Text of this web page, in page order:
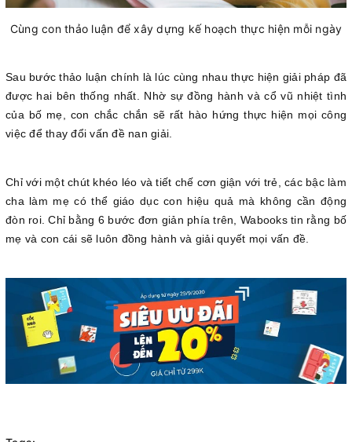
Cùng con thảo luận để xây dựng kế hoạch thực hiện mỗi ngày
Sau bước thảo luận chính là lúc cùng nhau thực hiện giải pháp đã
được hai bên thống nhất. Nhờ sự đồng hành và cổ vũ nhiệt tình
của bố mẹ, con chắc chắn sẽ rất hào hứng thực hiện mọi công
việc để thay đổi vấn đề nan giải.
Chỉ với một chút khéo léo và tiết chế cơn giận với trẻ, các bậc làm
cha làm mẹ có thể giáo dục con hiệu quả mà không cần động
đòn roi. Chỉ bằng 6 bước đơn giản phía trên, Wabooks tin rằng bố
mẹ và con cái sẽ luôn đồng hành và giải quyết mọi vấn đề.